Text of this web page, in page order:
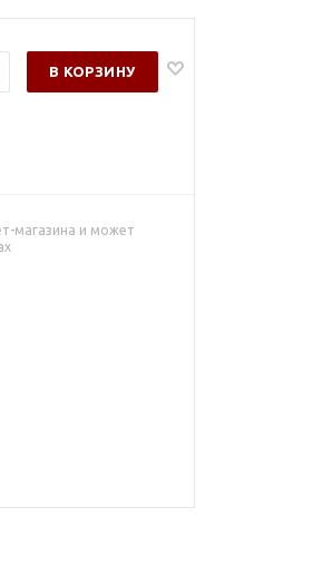
В КОРЗИНУ
магазина и может